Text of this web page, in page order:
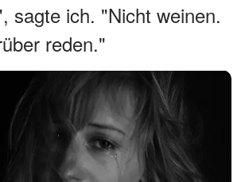
sagte ich. "Nicht weinen.
reden."